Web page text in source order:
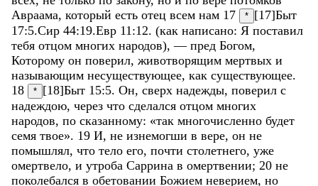
Авраама, который есть отец всем нам 17 * [17]Быт
17:5.Сир 44:19.Евр 11:12. (как написано: Я поставил
тебя отцом многих народов),— пред Богом,
Которому он поверил, животворящим мертвых и
называющим несуществующее, как существующее.
18
* [18]Быт 15:5. Он, сверх надежды, поверил с
надеждою, через что сделался отцом многих
народов, по сказанному: «так многочисленно будет
семя твое». 19 И, не изнемогши в вере, он не
помышлял, что тело его, почти столетнего, уже
омертвело, и утроба Саррина в омертвении; 20 не
поколебался в обетовании Божием неверием, но